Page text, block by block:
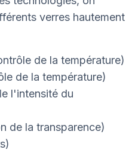
verres hautement
de la température)
de la température)
l'intensité du
de la transparence)